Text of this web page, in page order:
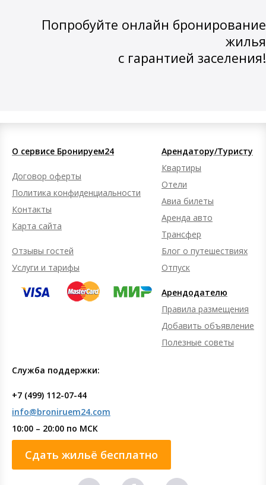
Попробуйте онлайн бронирование
жилья
с гарантией заселения!
О сервисе Бронируем24
Договор оферты
Политика конфиденциальности
Контакты
Карта сайта
Отзывы гостей
Услуги и тарифы
Арендатору/Туристу
Квартиры
Отели
Авиа билеты
Аренда авто
Трансфер
Блог о путешествиях
Отпуск
Арендодателю
Правила размещения
Добавить объявление
Полезные советы
Служба поддержки:
+7 (499) 112-07-44
info@broniruem24.com
10:00 – 20:00 по МСК
Сдать жильё бесплатно